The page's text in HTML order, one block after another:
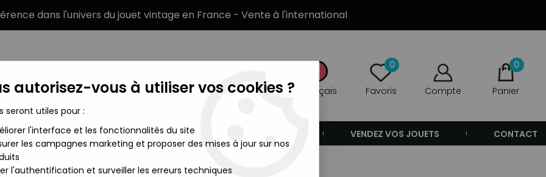
dans l'univers du jouet vintage en France - Vente à l'international
Français
0
Favoris Compte
0
Panier
MARQUES TYPE DE PRODUIT VENDEZ VOS JOUETS CONTACT
PVC - Maxagaze
autorisez-vous à utiliser vos cookies ?
seront utiles pour :
l'interface et les fonctionnalités du site
les campagnes marketing et proposer des mises à jour sur nos
l'authentification et surveiller les erreurs techniques